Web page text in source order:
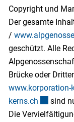
Copyright und
Der gesamte
/
geschützt. Alle
Brücke oder
www.korporation-
kerns.ch Externer
sind
Die